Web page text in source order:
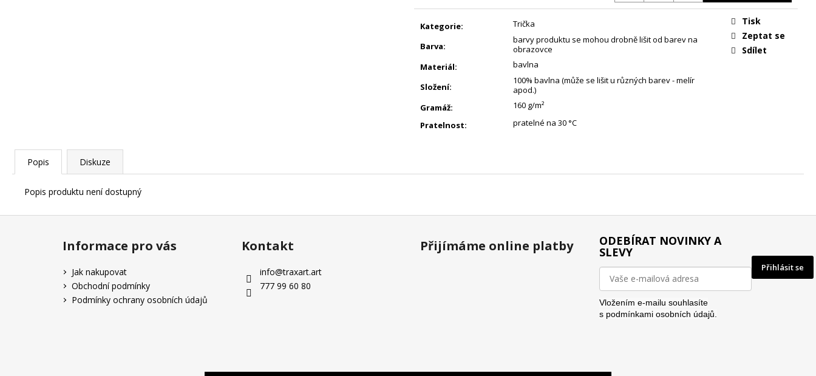
Kategorie: Trička
Barva:
barvy produktu se mohou drobně lišit od barev na
obrazovce
Materiál: bavlna
Složení:
100% bavlna (může se lišit u různých barev - melír
apod.)
Gramáž:
160 g/m²
Pratelnost: pratelné na 30 °C
Tisk
Zeptat se
Sdílet
Popis Diskuze
Popis produktu není dostupný
Informace pro vás
Jak nakupovat
Obchodní podmínky
Podmínky ochrany osobních údajů
Kontakt
info@traxart.art
777 99 60 80
Přijímáme online platby ODEBÍRAT NOVINKY A
SLEVY
Vložením e-mailu souhlasíte
s podmínkami osobních údajů.
Přihlásit se